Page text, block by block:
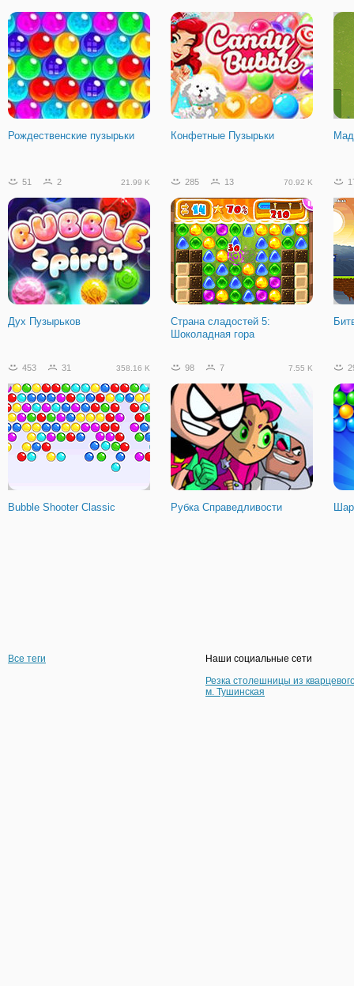
Рождественские пузырьки Конфетные Пузырьки
51 2 21.99 K
Дух Пузырьков
285 13 70.92 K
Страна сладостей 5:
Шоколадная гора
453 31 358.16 K
Bubble Shooter Classic
98 7 7.55 K
Рубка Справедливости
Все теги
Наши социальные сети
Резка столешницы из
м. Тушинская